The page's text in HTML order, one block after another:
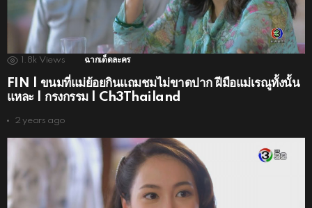
1.8k Views ฉากเด็ดละคร
FIN | ขนมที่แม่ย้อยกินแถมชมไม่ขาดปาก ฝีมือแม่เรณูทั้งนั้น
แหละ | กรงกรรม | Ch3Thailand
2 years ago